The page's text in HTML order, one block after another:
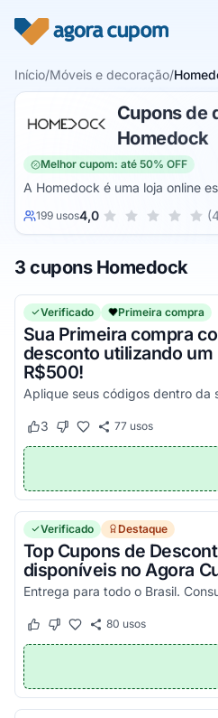
Início/Móveis e decoração/
Cupons de
Homedock
Melhor cupom: até 50% OFF
A Homedock é uma loja online
artigos mobiliários para a sua
adquirir o que há de melhor
acessórios e muito mais.
199 usos4,0Sua nota para
5
4
3 estrelas
2 estrelas
1 estrela
3 cupons Homedock
Verificado Primeira compra
Sua Primeira compra
desconto utilizando um
R$500!
Este cupom funcionou
3 Este cupom não funcionou
77usos
Verificado Destaque
Top Cupons de
disponíveis no Agora
Este cupom funcionou
Este cupom não funcionou
80 usos